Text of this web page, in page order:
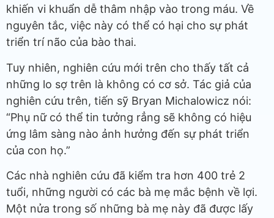
khiến vi khuẩn dễ thâm nhập vào trong máu. Về
nguyên tắc, việc này có thể có hại cho sự phát
triển trí não của bào thai.
Tuy nhiên, nghiên cứu mới trên cho thấy tất cả
những lo sợ trên là không có cơ sở. Tác giả của
nghiên cứu trên, tiến sỹ Bryan Michalowicz nói:
“Phụ nữ có thể tin tưởng rẳng sẽ không có hiệu
ứng lâm sàng nào ảnh hưởng đến sự phát triển
của con họ.”
Các nhà nghiên cứu đã kiểm tra hơn 400 trẻ 2
tuổi, những người có các bà mẹ mắc bệnh về lợi.
Một nửa trong số những bà mẹ này đã được lấy